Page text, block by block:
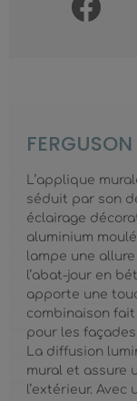
FERGUSON
L’applique
séduit par son
éclairage
aluminium
lampe une
l’abat-jour en
apporte une
combinaison
pour les
La diffusion
mural et assure
l’extérieur. Avec